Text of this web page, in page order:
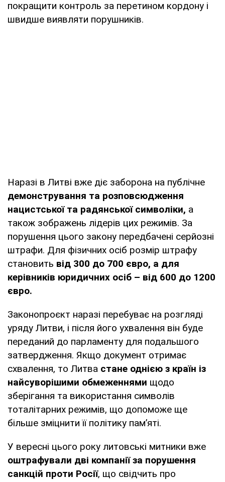
покращити контроль за перетином кордону і
швидше виявляти порушників.
Наразі в Литві вже діє заборона на публічне
демонстрування та розповсюдження
нацистської та радянської символіки, а
також зображень лідерів цих режимів. За
порушення цього закону передбачені серйозні
штрафи. Для фізичних осіб розмір штрафу
становить від 300 до 700 євро, а для
керівників юридичних осіб – від 600 до 1200
євро.
Законопроєкт наразі перебуває на розгляді
уряду Литви, і після його ухвалення він буде
переданий до парламенту для подальшого
затвердження. Якщо документ отримає
схвалення, то Литва стане однією з країн із
найсуворішими обмеженнями щодо
зберігання та використання символів
тоталітарних режимів, що допоможе ще
більше зміцнити її політику пам’яті.
У вересні цього року литовські митники вже
оштрафували дві компанії за порушення
санкцій проти Росії, що свідчить про